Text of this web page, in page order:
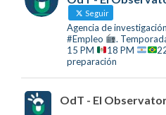
Seguir
Agencia de
#Empleo
.
15 PM
18 PM
preparación
OdT - El